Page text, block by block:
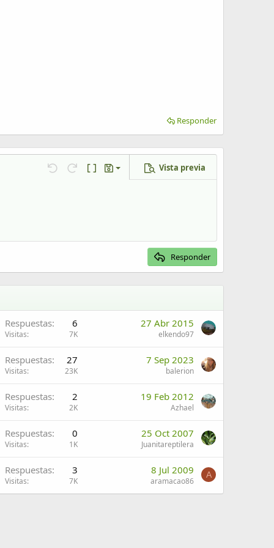
Responder
DeshacerRehacerCambiar a código BB
Borradores
Guardar borrador
Vista previa
Responder
Respuestas 6
Visitas 7K
27 Abr 2015
elkendo97
Respuestas 27
Visitas 23K
7 Sep 2023
balerion
Respuestas 2
Visitas 2K
19 Feb 2012
Azhael
Respuestas 0
Visitas 1K
25 Oct 2007
Juanitareptilera
Respuestas 3
Visitas 7K
8 Jul 2009
aramacao86
A